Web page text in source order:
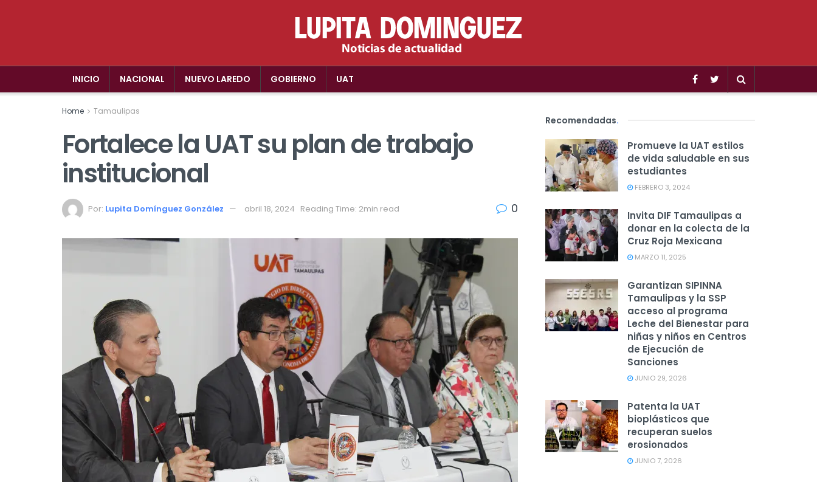
INICIO NACIONAL NUEVO LAREDO GOBIERNO UAT
Home Tamaulipas
Fortalece la UAT su plan de trabajo
institucional
Por: Lupita Domínguez González abril 18, 2024 Reading Time: 2min read 0
Recomendadas.
Promueve la UAT estilos
de vida saludable en sus
estudiantes
FEBRERO 3, 2024
Invita DIF Tamaulipas a
donar en la colecta de la
Cruz Roja Mexicana
MARZO 11, 2025
Garantizan SIPINNA
Tamaulipas y la SSP
acceso al programa
Leche del Bienestar para
niñas y niños en Centros
de Ejecución de
Sanciones
JUNIO 29, 2026
Patenta la UAT
bioplásticos que
recuperan suelos
erosionados
JUNIO 7, 2026